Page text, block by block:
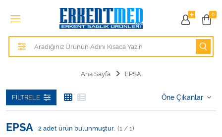
0
Tüm Kategoriler
Alezler
Hasta Bakım Ürünleri
Ana Sayfa EPSA
FILTRELE
EPSA 2 adet ürün bulunmuştur. (1 / 1)